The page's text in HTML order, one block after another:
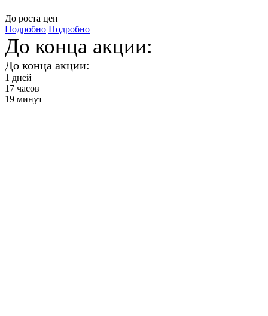
До роста цен
Подробно Подробно
До конца акции:
До конца акции:
1 дней
17 часов
19 минут